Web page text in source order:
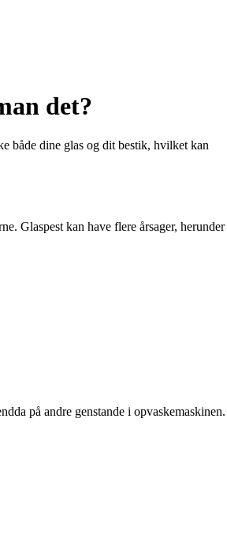
det?
både dine glas og dit bestik, hvilket kan
Glaspest kan have flere årsager, herunder
på andre genstande i opvaskemaskinen.